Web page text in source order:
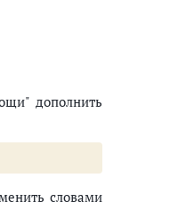
дополнить
словами